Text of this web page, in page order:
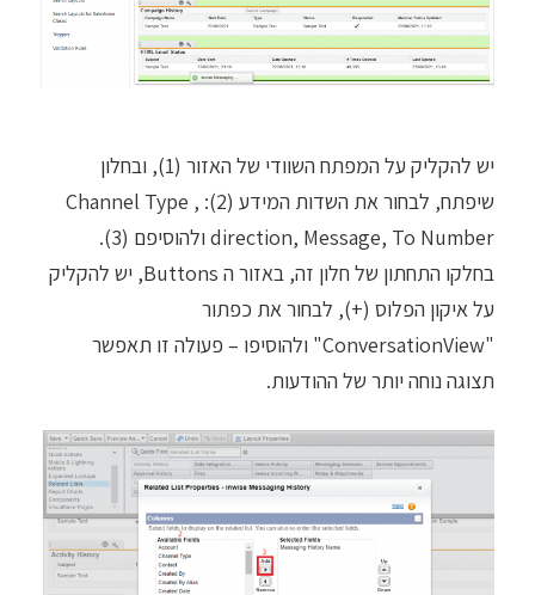
יש להקליק על המפתח השוודי של האזור (1), ובחלון
שיפתח, לבחור את השדות המידע (2): Channel Type ,
direction, Message, To Number ולהוסיפם (3).
בחלקו התחתון של חלון זה, באזור ה Buttons, יש להקליק
על איקון הפלוס (+), לבחור את כפתור
"ConversationView" ולהוסיפו – פעולה זו תאפשר
תצוגה נוחה יותר של ההודעות.